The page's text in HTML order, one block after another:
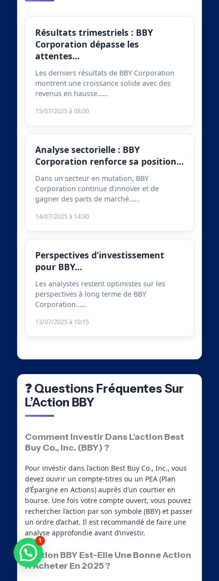
Résultats trimestriels : BBY
Corporation dépasse les
attentes…
Les derniers résultats de BBY Corporation
montrent une croissance solide avec des
revenus en hausse……
15/07/2025 à 08:00
Analyse sectorielle : BBY
Corporation renforce sa position…
Dans un secteur en mutation, BBY
Corporation continue d’innover et de
gagner des parts de marché……
14/07/2025 à 14:30
Perspectives d’investissement
pour BBY…
Les analystes restent optimistes sur les
perspectives à long terme de BBY
Corporation……
13/07/2025 à 10:15
❓ Questions Fréquentes Sur
L’Action BBY
Comment Investir Dans L’action Best
Buy Co., Inc. (BBY) ?
Pour investir dans l’action Best Buy Co., Inc., vous
devez ouvrir un compte-titres ou un PEA (Plan
d’Épargne en Actions) auprès d’un courtier en
bourse. Une fois votre compte ouvert, vous pouvez
rechercher l’action par son symbole (BBY) et passer
un ordre d’achat. Il est recommandé de faire une
analyse approfondie avant d’investir.
L’action BBY Est-Elle Une Bonne Action
À Acheter En 2025 ?
Besoin d'aide ?
1